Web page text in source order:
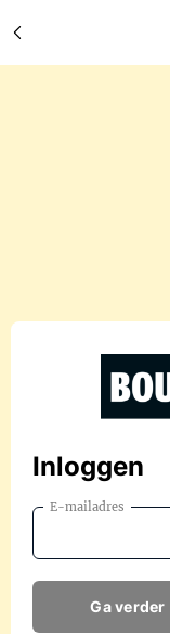
Inloggen
E-mailadres
Ga verder